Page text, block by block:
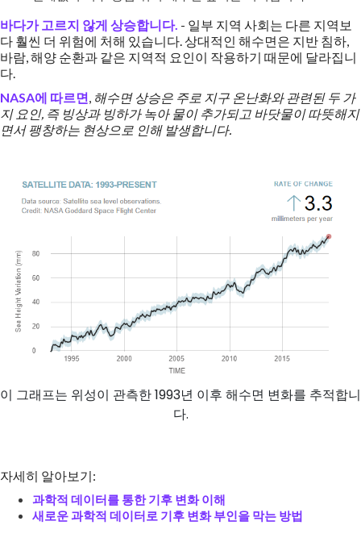
바다가 고르지 않게 상승합니다. - 일부 지역 사회는 다른 지역보
다 훨씬 더 위험에 처해 있습니다. 상대적인 해수면은 지반 침하,
바람, 해양 순환과 같은 지역적 요인이 작용하기 때문에 달라집니
다.
NASA에 따르면, 해수면 상승은 주로 지구 온난화와 관련된 두 가
지 요인, 즉 빙상과 빙하가 녹아 물이 추가되고 바닷물이 따뜻해지
면서 팽창하는 현상으로 인해 발생합니다.
이 그래프는 위성이 관측한 1993년 이후 해수면 변화를 추적합니
다.
자세히 알아보기:
과학적 데이터를 통한 기후 변화 이해
새로운 과학적 데이터로 기후 변화 부인을 막는 방법